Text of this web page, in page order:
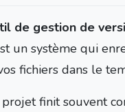
de gestion de
un système qui
fichiers dans le
finit souvent